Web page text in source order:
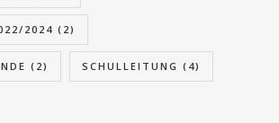
2024 (2)
(2) SCHULLEITUNG (4)